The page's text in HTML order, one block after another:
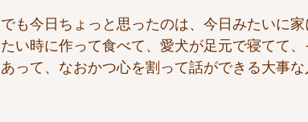
でも今日ちょっと思ったのは、今日みたいに
たい時に作って食べて、愛犬が足元で寝てて
あって、なおかつ心を割って話ができる大事な